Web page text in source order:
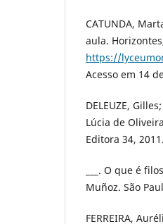
CATUNDA,
aula.
https://
Acesso em 14
DELEUZE,
Lúcia de
Editora 34, 2011.
___. O que é
Muñoz. São
FERREIRA,